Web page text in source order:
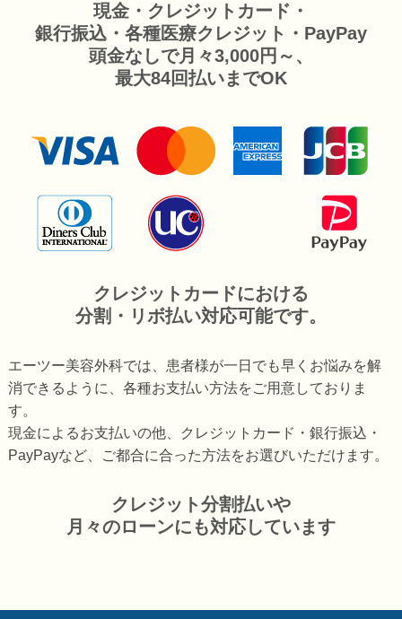
現金・クレジットカード・
銀行振込・各種医療クレジット・PayPay
頭金なしで月々3,000円～、
最大84回払いまでOK
クレジットカードにおける
分割・リボ払い対応可能です。
エーツー美容外科では、患者様が一日でも早くお悩みを解
消できるように、各種お支払い方法をご用意しておりま
す。
現金によるお支払いの他、クレジットカード・銀行振込・
PayPayなど、ご都合に合った方法をお選びいただけます。
クレジット分割払いや
月々のローンにも対応しています